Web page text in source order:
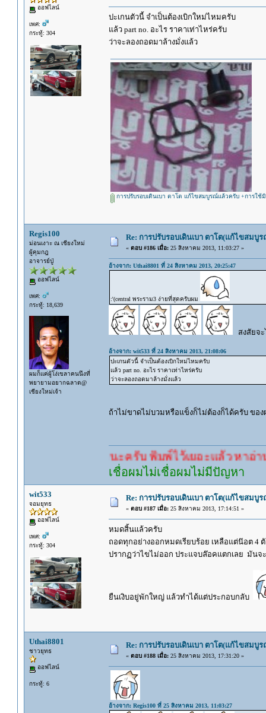
ออฟไลน์
เพศ:
กระทู้: 304
ปะเกนตัวนี้ จำเป็นต้องเบิกใหม่ไหมครับ
แล้ว part no. อะไร ราคาเท่าไหร่ครับ
ว่าจะลองถอดมาล้างมั่งแล้ว
การปรับรอบเดินเบา ตาโต แก้ไขสมบูรณ์แล้วครับ +การใช้มิ
Regis100
ม่อนเงาะ ณ เชียงใหม่
ผู้คุมกฎ
อาจารย์ปู่
ออฟไลน์
เพศ:
กระทู้: 18,639
ผมก็แค่ผู้โง่เขลาคนนึงที่
พยายามอยากฉลาด@
เชียงใหม่เจ้า
Re: การปรับรอบเดินเบา ตาโต(แก้ไขสมบู
« ตอบ #186 เมื่อ:25 สิงหาคม 2013, 11:03:27 »
อ้างจาก: Uthai8801 ที่ 24 สิงหาคม 2013, 20:25:47
:'(central พระราม3 ง่ายที่สุดครับผม
สงสัยจ
อ้างจาก: wit533 ที่ 24 สิงหาคม 2013, 21:08:06
ปะเกนตัวนี้ จำเป็นต้องเบิกใหม่ไหมครับ
แล้ว part no. อะไร ราคาเท่าไหร่ครับ
ว่าจะลองถอดมาล้างมั่งแล้ว
ถ้าไม่ขาดไม่บวมหรือแข็งก็ไม่ต้องก็ได้ครับ ของ
อคำตอบนะครับ พิมพ์ไว้เยอะแล้ว หาอ่านกันดู
เชื่อผมไม่เชื่อผมไม่มีปัญหา
wit533
จอมยุทธ
ออฟไลน์
เพศ:
กระทู้: 304
Re: การปรับรอบเดินเบา ตาโต(แก้ไขสมบู
« ตอบ #187 เมื่อ:25 สิงหาคม 2013, 17:14:51 »
หมดสิ้นแล้วครับ
ถอดทุกอย่างออกหมดเรียบร้อย เหลือแต่น๊อต 4
ปรากฏว่าไขไม่ออก ประแจบล๊อคแตกเลย มันจ
ยืนเงิบอยู่พักใหญ่ แล้วทำได้แต่ประกอบกลับ
Uthai8801
ชาวยุทธ
ออฟไลน์
กระทู้: 6
Re: การปรับรอบเดินเบา ตาโต(แก้ไขสมบู
« ตอบ #188 เมื่อ:25 สิงหาคม 2013, 17:31:20 »
อ้างจาก: Regis100 ที่ 25 สิงหาคม 2013, 11:03:27